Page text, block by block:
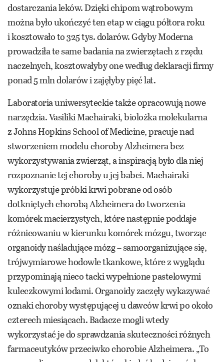
dostarczania leków. Dzięki chipom wątrobowym
można było ukończyć ten etap w ciągu półtora roku
i kosztowało to 325 tys. dolarów. Gdyby Moderna
prowadziła te same badania na zwierzętach z rzędu
naczelnych, kosztowałyby one według deklaracji firmy
ponad 5 mln dolarów i zajęłyby pięć lat.
Laboratoria uniwersyteckie także opracowują nowe
narzędzia. Vasiliki Machairaki, biolożka molekularna
z Johns Hopkins School of Medicine, pracuje nad
stworzeniem modelu choroby Alzheimera bez
wykorzystywania zwierząt, a inspiracją było dla niej
rozpoznanie tej choroby u jej babci. Machairaki
wykorzystuje próbki krwi pobrane od osób
dotkniętych chorobą Alzheimera do tworzenia
komórek macierzystych, które następnie poddaje
różnicowaniu w kierunku komórek mózgu, tworząc
organoidy naśladujące mózg – samoorganizujące się,
trójwymiarowe hodowle tkankowe, które z wyglądu
przypominają nieco tacki wypełnione pastelowymi
kuleczkowymi lodami. Organoidy zaczęły wykazywać
oznaki choroby występującej u dawców krwi po około
czterech miesiącach. Badacze mogli wtedy
wykorzystać je do sprawdzania skuteczności różnych
farmaceutyków przeciwko chorobie Alzheimera. „To